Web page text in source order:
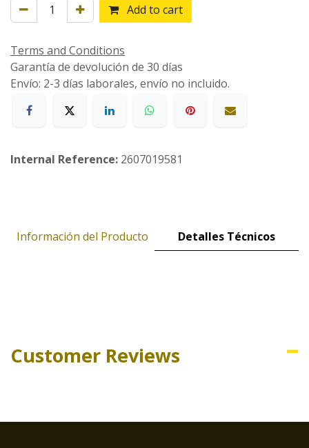
Add to cart
Terms and Conditions
Garantía de devolución de 30 días
Envío: 2-3 días laborales, envío no incluido.
Internal Reference: 2607019581
Información del Producto Detalles Técnicos
Customer Reviews